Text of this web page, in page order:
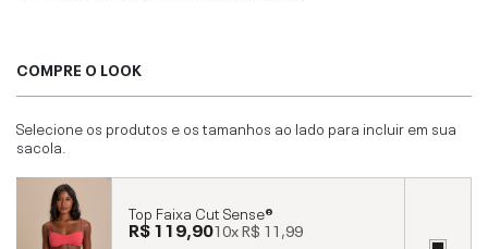
COMPRE O LOOK
Selecione os produtos e os tamanhos ao lado para incluir em sua
sacola.
Top Faixa Cut Sense®
R$ 119,9010xR$ 11,99